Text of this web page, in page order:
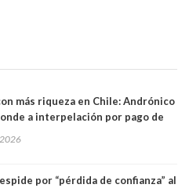
más riqueza en Chile: Andrónico
a interpelación por pago de
por “pérdida de confianza” al